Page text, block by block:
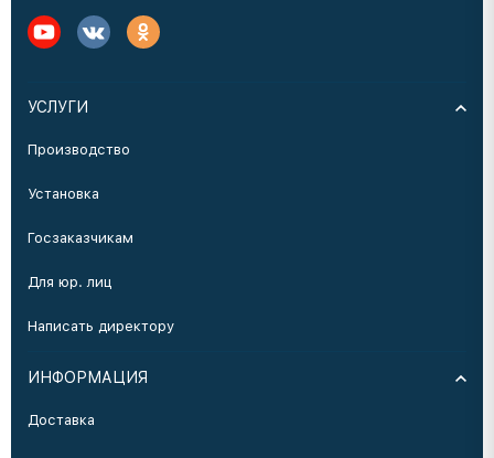
УСЛУГИ
Производство
Установка
Госзаказчикам
Для юр. лиц
Написать директору
ИНФОРМАЦИЯ
Доставка